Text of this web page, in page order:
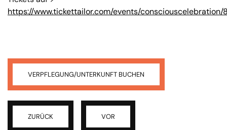
https://www.tickettailor.com/events/
VERPFLEGUNG/UNTERKUNFT BUCHEN
ZURÜCK VOR